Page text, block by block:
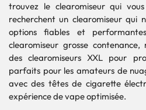
trouvez le clearomiseur qui
recherchent un clearomiseur qui
options fiables et
clearomiseur grosse
des clearomiseurs XXL pour
parfaits pour les amateurs de
avec des têtes de cigarette
expérience de vape optimisée.